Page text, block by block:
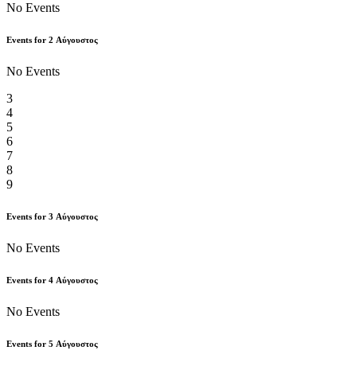
No Events
Events for 2 Αύγουστος
No Events
3
4
5
6
7
8
9
Events for 3 Αύγουστος
No Events
Events for 4 Αύγουστος
No Events
Events for 5 Αύγουστος